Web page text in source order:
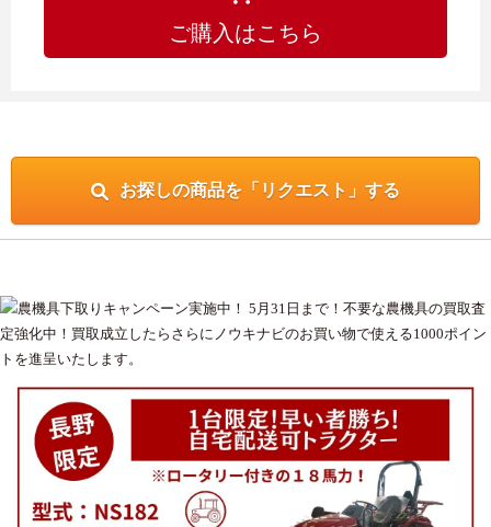
ご購入はこちら
お探しの商品を「リクエスト」する